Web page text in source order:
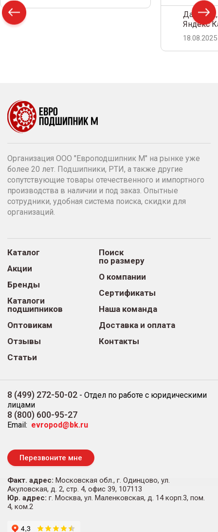
Дамир
Яндекс
18.08.2025
Организация ООО "Европодшипник М" на рынке уже
более 20 лет. Подшипники, РТИ, а также другие
сопутствующие товары отечественного и импортного
производства в наличии и под заказ. Опытные
сотрудники, удобная система поиска, скидки для
организаций.
Каталог
Акции
Бренды
Каталоги
подшипников
Оптовикам
Отзывы
Статьи
Поиск
по размеру
О компании
Сертификаты
Наша команда
Доставка и оплата
Контакты
8 (499) 272-50-02 - Отдел по работе с юридическими
лицами
8 (800) 600-95-27
Email: evropod@bk.ru
Перезвоните мне
Факт. адрес: Московская обл., г. Одинцово, ул.
Акуловская, д. 2, стр. 4, офис 39, 107113
Юр. адрес: г. Москва, ул. Маленковская, д. 14 корп.3, пом.
4, ком.2